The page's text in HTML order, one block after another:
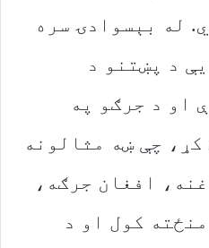
له بېسوادۍ سره
د پښتنو د
او د جرګو په
کړ، چې ښه مثالونه
افغان جرګه،
کول او د